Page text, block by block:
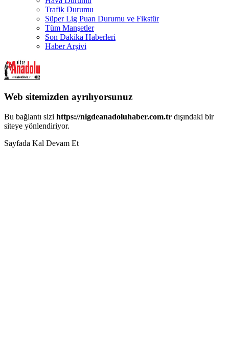
Trafik Durumu
Süper Lig Puan Durumu ve Fikstür
Tüm Manşetler
Son Dakika Haberleri
Haber Arşivi
Web sitemizden ayrılıyorsunuz
Bu bağlantı sizi https://nigdeanadoluhaber.com.tr dışındaki bir
siteye yönlendiriyor.
Sayfada Kal Devam Et